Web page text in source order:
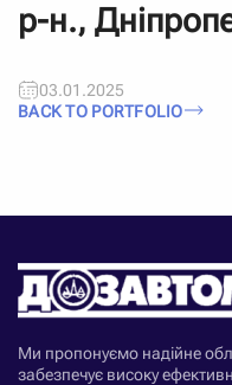
р-н.,
03.01.2025
BACK TO PORTFOLIO
Ми пропонуємо надійне
забезпечує високу